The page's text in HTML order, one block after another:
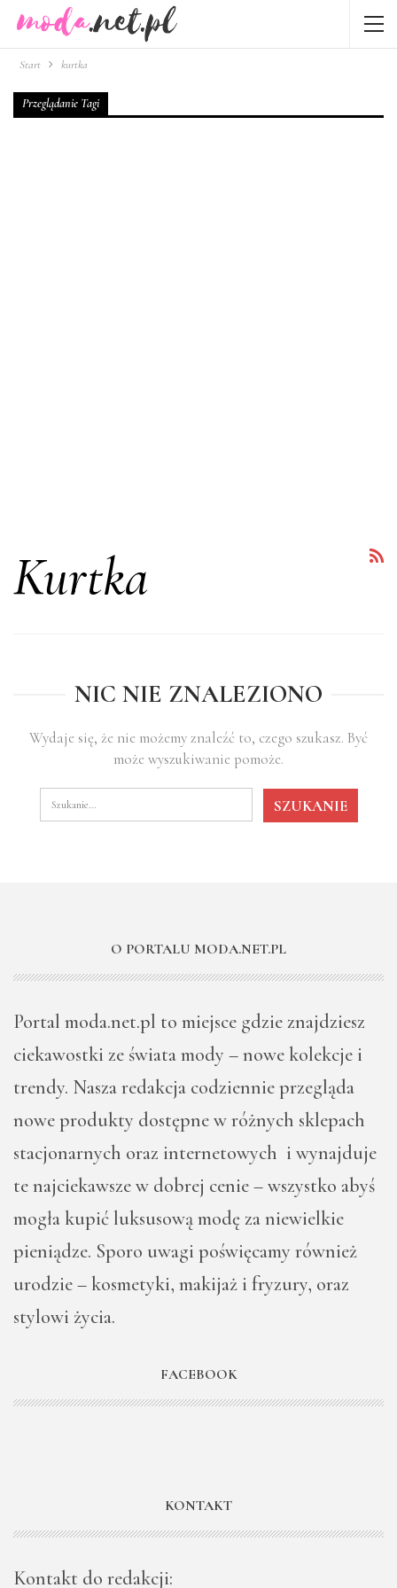
Start kurtka
Przeglądanie Tagi
Kurtka
NIC NIE ZNALEZIONO
Wydaje się, że nie możemy znaleźć to, czego szukasz. Być
może wyszukiwanie pomoże.
O PORTALU MODA.NET.PL
Portal moda.net.pl to miejsce gdzie znajdziesz
ciekawostki ze świata mody – nowe kolekcje i
trendy. Nasza redakcja codziennie przegląda
nowe produkty dostępne w różnych sklepach
stacjonarnych oraz internetowych i wynajduje
te najciekawsze w dobrej cenie – wszystko abyś
mogła kupić luksusową modę za niewielkie
pieniądze. Sporo uwagi poświęcamy również
urodzie – kosmetyki, makijaż i fryzury, oraz
stylowi życia.
FACEBOOK
KONTAKT
Kontakt do redakcji: